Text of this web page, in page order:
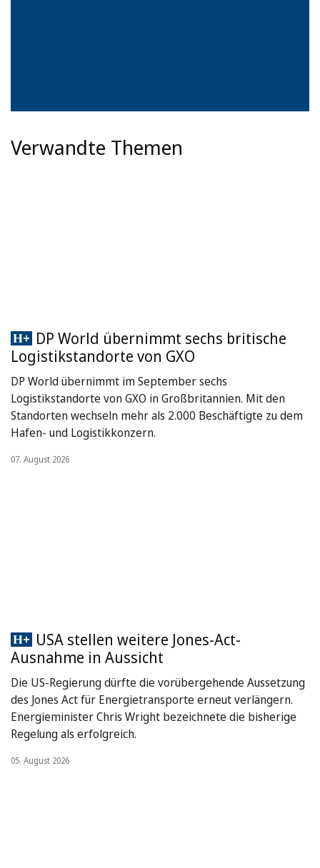
Verwandte Themen
DP World übernimmt sechs britische
Logistikstandorte von GXO
DP World übernimmt im September sechs
Logistikstandorte von GXO in Großbritannien. Mit den
Standorten wechseln mehr als 2.000 Beschäftigte zu dem
Hafen- und Logistikkonzern.
07. August 2026
USA stellen weitere Jones-Act-
Ausnahme in Aussicht
Die US-Regierung dürfte die vorübergehende Aussetzung
des Jones Act für Energietransporte erneut verlängern.
Energieminister Chris Wright bezeichnete die bisherige
Regelung als erfolgreich.
05. August 2026